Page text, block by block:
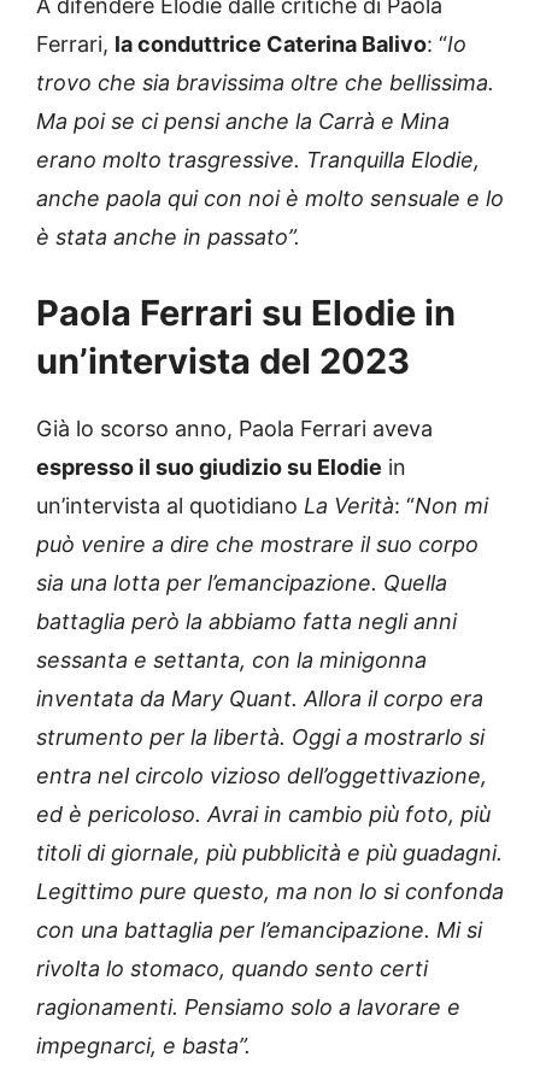
A difendere Elodie dalle critiche di Paola
Ferrari, la conduttrice Caterina Balivo: “Io
trovo che sia bravissima oltre che bellissima.
Ma poi se ci pensi anche la Carrà e Mina
erano molto trasgressive. Tranquilla Elodie,
anche paola qui con noi è molto sensuale e lo
è stata anche in passato”.
Paola Ferrari su Elodie in
un’intervista del 2023
Già lo scorso anno, Paola Ferrari aveva
espresso il suo giudizio su Elodie in
un’intervista al quotidiano La Verità: “Non mi
può venire a dire che mostrare il suo corpo
sia una lotta per l’emancipazione. Quella
battaglia però la abbiamo fatta negli anni
sessanta e settanta, con la minigonna
inventata da Mary Quant. Allora il corpo era
strumento per la libertà. Oggi a mostrarlo si
entra nel circolo vizioso dell’oggettivazione,
ed è pericoloso. Avrai in cambio più foto, più
titoli di giornale, più pubblicità e più guadagni.
Legittimo pure questo, ma non lo si confonda
con una battaglia per l’emancipazione. Mi si
rivolta lo stomaco, quando sento certi
ragionamenti. Pensiamo solo a lavorare e
impegnarci, e basta”.